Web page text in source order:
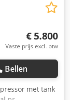
€ 5.800
Vaste prijs excl. btw
Bellen
met tank